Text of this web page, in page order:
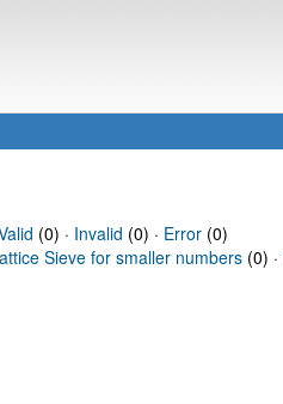
(0) · Invalid (0) · Error(0)
Sieve for smaller numbers (0) ·